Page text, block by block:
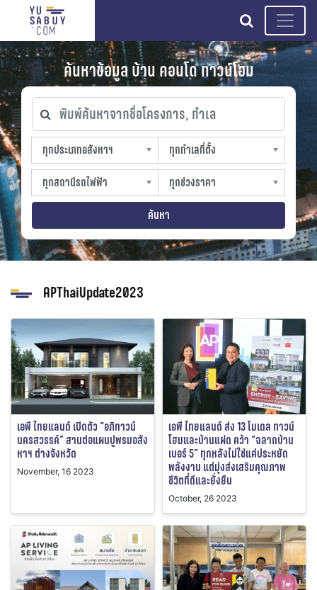
search
ค้นหาข้อมูล บ้าน คอนโด ทาวน์โฮม
พิมพ์ค้นหาจากชื่อโครงการ, ทำเล
ทุกประเภทอสังหาฯ
ทุกประเภทอสังหาฯ
sproperty
ทุกทำเลที่ตั้ง
ทุกทำเลที่ตั้ง
slocation
ทุกสถานีรถไฟฟ้า
ทุกสถานีรถไฟฟ้า
strain-station
ทุกช่วงราคา
ทุกช่วงราคา
sprice
ค้นหา
APThaiUpdate2023
เอพี ไทยแลนด์ เปิดตัว “อภิทาวน์
นครสวรรค์” สานต่อแผนปูพรมอสัง
หาฯ ต่างจังหวัด
November, 16 2023
เอพี ไทยแลนด์ ส่ง 13 โมเดล ทาวน์
โฮมและบ้านแฝด คว้า “ฉลากบ้าน
เบอร์ 5” ทุกหลังไม่ใช่แค่ประหยัด
พลังงาน แต่มุ่งส่งเสริมคุณภาพ
ชีวิตที่ดีและยั่งยืน
October, 26 2023